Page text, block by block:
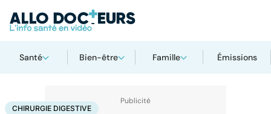
Santé Bien-être Famille Émissions
AccueilSantéMaladiesChirurgie digestive
CHIRURGIE DIGESTIVE